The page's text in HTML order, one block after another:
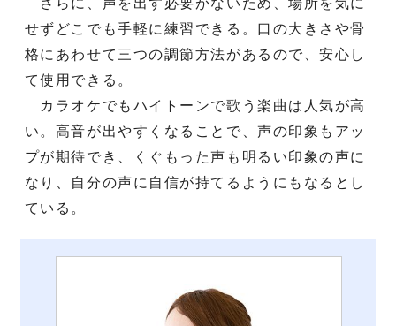
せずどこでも手軽に練習できる。口の大きさや骨
格にあわせて三つの調節方法があるので、安心し
て使用できる。
カラオケでもハイトーンで歌う楽曲は人気が高
い。高音が出やすくなることで、声の印象もアッ
プが期待でき、くぐもった声も明るい印象の声に
なり、自分の声に自信が持てるようにもなるとし
ている。